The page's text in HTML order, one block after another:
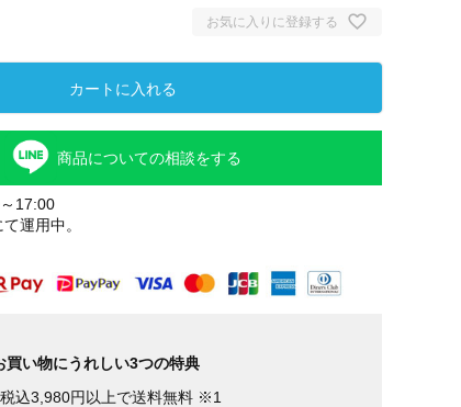
お気に入りに登録する
カートに入れる
商品についての相談をする
17:00
運用中。
買い物にうれしい3つの特典
込3,980円以上で送料無料 ※1